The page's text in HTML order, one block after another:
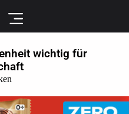
wichtig für